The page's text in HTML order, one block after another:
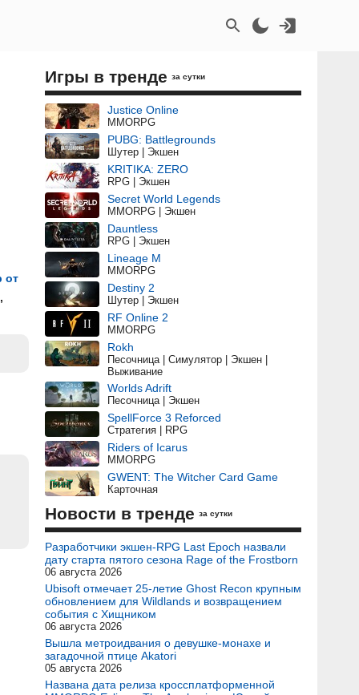
от
,
Игры в тренде за сутки
Justice Online
MMORPG
PUBG: Battlegrounds
Шутер | Экшен
KRITIKA: ZERO
RPG | Экшен
Secret World Legends
MMORPG | Экшен
Dauntless
RPG | Экшен
Lineage M
MMORPG
Destiny 2
Шутер | Экшен
RF Online 2
MMORPG
Rokh
Песочница | Симулятор | Экшен |
Выживание
Worlds Adrift
Песочница | Экшен
SpellForce 3 Reforced
Стратегия | RPG
Riders of Icarus
MMORPG
GWENT: The Witcher Card Game
Карточная
Новости в тренде за сутки
Разработчики экшен-RPG Last Epoch назвали
дату старта пятого сезона Rage of the Frostborn
06 августа 2026
Ubisoft отмечает 25-летие Ghost Recon крупным
обновлением для Wildlands и возвращением
события с Хищником
06 августа 2026
Вышла метроидвания о девушке-монахе и
загадочной птице Akatori
05 августа 2026
Названа дата релиза кроссплатформенной